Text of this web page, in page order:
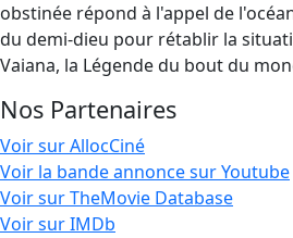
obstinée répond à l'appel de
du demi-dieu pour rétablir la
Vaiana, la Légende du bout du
Nos Partenaires
Voir sur AllocCiné
Voir la bande annonce sur Youtube
Voir sur TheMovie Database
Voir sur IMDb